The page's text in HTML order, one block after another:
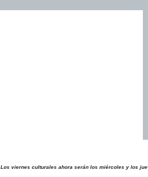
Los viernes culturales ahora serán los miércoles y los